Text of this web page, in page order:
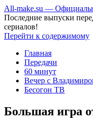
All-make.su —
Последние выпуски
сериалов!
Перейти к содержимому
Главная
Передачи
60 минут
Вечер с
Бесогон ТВ
Большая игра